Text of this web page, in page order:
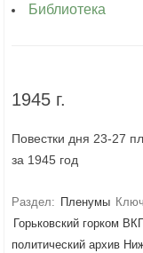
Библиотека
1945 г.
Повестки дня 23-27
за 1945 год
Раздел: Пленумы
Горьковский горком
политический архив